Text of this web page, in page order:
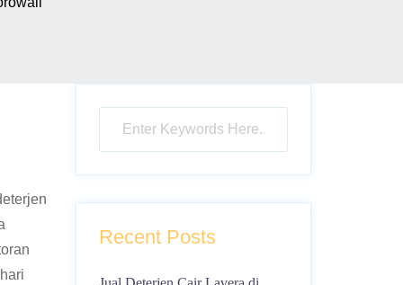
Recent Posts